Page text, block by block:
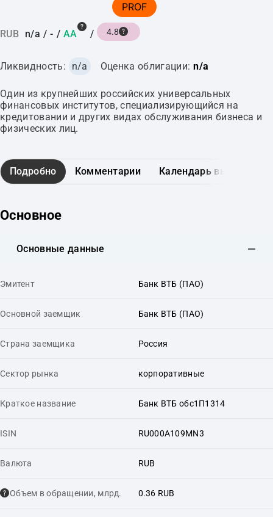
PROF
RUB n/a / - / AA / 4.8
Ликвидность: n/a Оценка облигации: n/a
Один из крупнейших российских универсальных
финансовых институтов, специализирующийся на
кредитовании и других видах обслуживания бизнеса и
физических лиц.
Подробно Комментарии Календарь выплат
Основное
Основные данные
Эмитент Банк ВТБ (ПАО)
Основной заемщик Банк ВТБ (ПАО)
Страна заемщика Россия
Сектор рынка корпоративные
Краткое название Банк ВТБ обс1П1314
ISIN RU000A109MN3
Валюта RUB
Объем в обращении, млрд. 0.36 RUB